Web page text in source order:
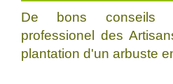
De bons conseils
professionel des
plantation d'un arbuste